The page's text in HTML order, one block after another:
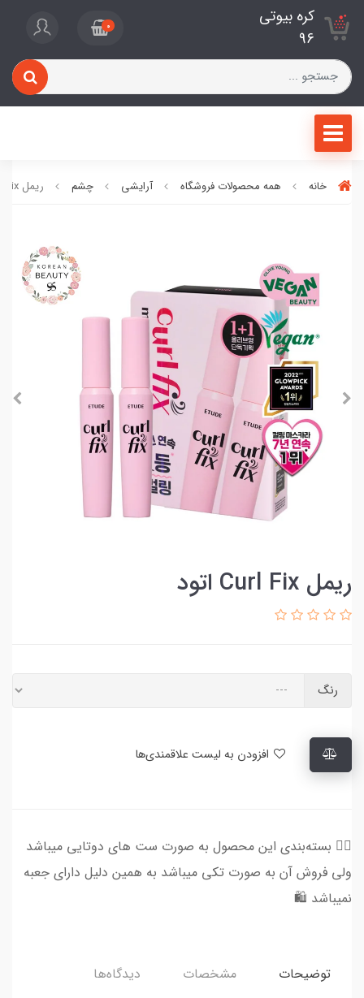
کره بیوتی
96
0
خانه همه محصولات فروشگاه آرایشی چشم ریمل Curl Fix اتود
ریمل Curl Fix اتود
رنگ
👈🏻 بسته‌بندی این محصول به صورت ست های دوتایی میباشد
ولی فروش آن به صورت تکی میباشد به همین دلیل دارای جعبه
نمیباشد 🛍️
توضیحات مشخصات دیدگاه‌ها